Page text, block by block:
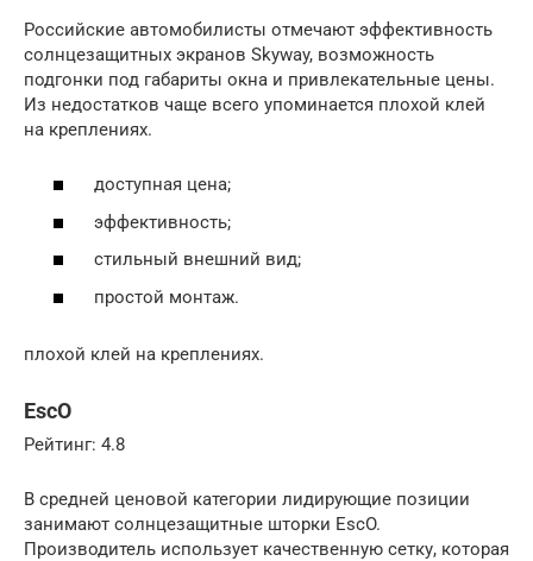
Российские автомобилисты отмечают эффективность
солнцезащитных экранов Skyway, возможность
подгонки под габариты окна и привлекательные цены.
Из недостатков чаще всего упоминается плохой клей
на креплениях.
доступная цена;
эффективность;
стильный внешний вид;
простой монтаж.
плохой клей на креплениях.
EscO
Рейтинг: 4.8
В средней ценовой категории лидирующие позиции
занимают солнцезащитные шторки EscO.
Производитель использует качественную сетку, которая